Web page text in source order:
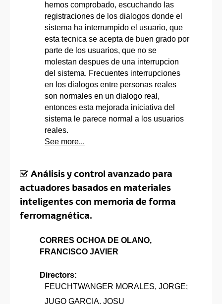
hemos comprobado, escuchando las
registraciones de los dialogos donde el
sistema ha interrumpido el usuario, que
esta tecnica se acepta de buen grado por
parte de los usuarios, que no se
molestan despues de una interrupcion
del sistema. Frecuentes interrupciones
en los dialogos entre personas reales
son normales en un dialogo real,
entonces esta mejorada iniciativa del
sistema le parece normal a los usuarios
reales.
See more...
Análisis y control avanzado para
actuadores basados en materiales
inteligentes con memoria de forma
ferromagnética.
CORRES OCHOA DE OLANO,
FRANCISCO JAVIER
Directors:
FEUCHTWANGER MORALES, JORGE;
JUGO GARCIA, JOSU